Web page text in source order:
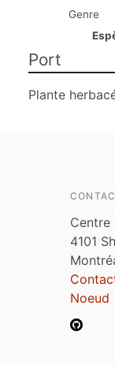
Genre
Port
Plante
Centre
4101
Noeud